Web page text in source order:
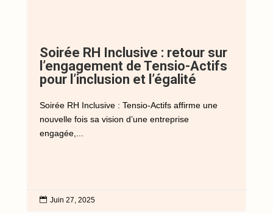
Soirée RH Inclusive : retour sur
l’engagement de Tensio-Actifs
pour l’inclusion et l’égalité
Soirée RH Inclusive : Tensio-Actifs affirme une
nouvelle fois sa vision d’une entreprise
engagée,...
 Juin 27, 2025